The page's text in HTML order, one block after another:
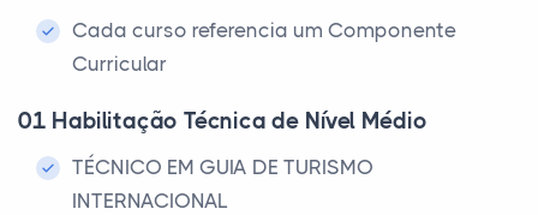
Cada curso referencia um Componente
Curricular
01 Habilitação Técnica de Nível Médio
TÉCNICO EM GUIA DE TURISMO
INTERNACIONAL